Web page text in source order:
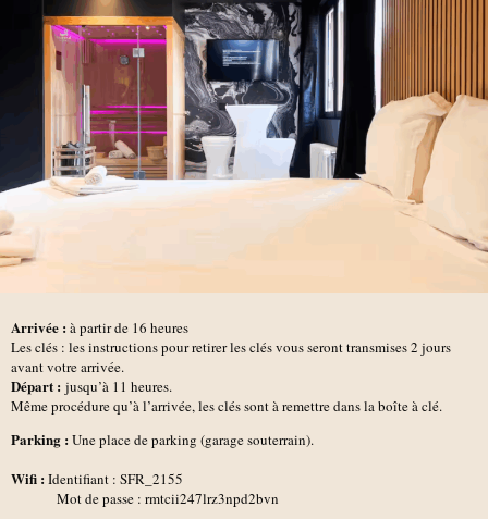
Arrivée : à partir de 16 heures
Les clés : les instructions pour retirer les clés vous seront transmises 2 jours
avant votre arrivée.
Départ : jusqu’à 11 heures.
Même procédure qu’à l’arrivée, les clés sont à remettre dans la boîte à clé.
Parking : Une place de parking (garage souterrain).
Wifi : Identifiant : SFR_2155
Mot de passe : rmtcii247lrz3npd2bvn